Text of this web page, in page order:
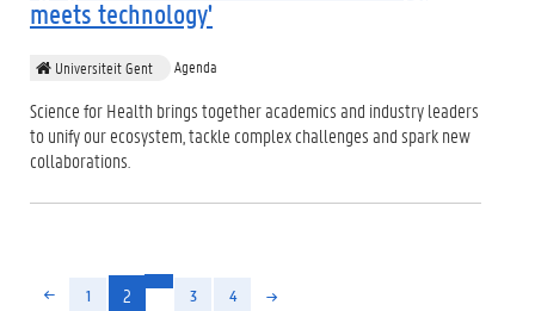
meets technology'
Universiteit Gent Agenda
Science for Health brings together academics and industry leaders
to unify our ecosystem, tackle complex challenges and spark new
collaborations.
1 2 (huidige)
3 4